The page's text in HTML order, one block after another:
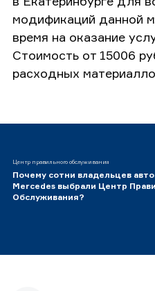
модификаций данной
время на оказание
Стоимость от 15006
расходных
Центр правильного обслуживания
Почему сотни владельцев
Mercedes выбрали Центр
Обслуживания?